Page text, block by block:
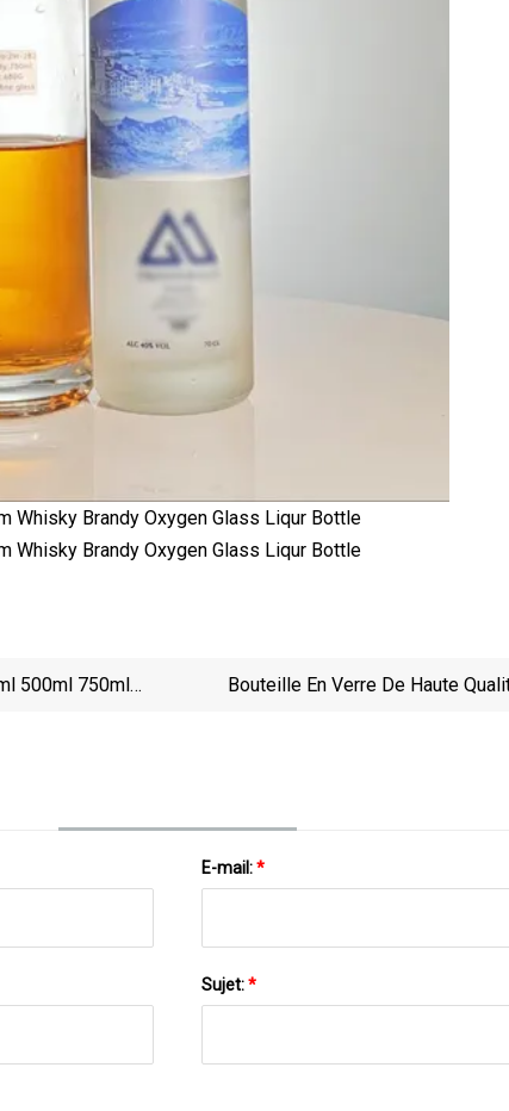
500ml 750ml
Bouteille En Verre De Haute
E-mail:*
Sujet:*